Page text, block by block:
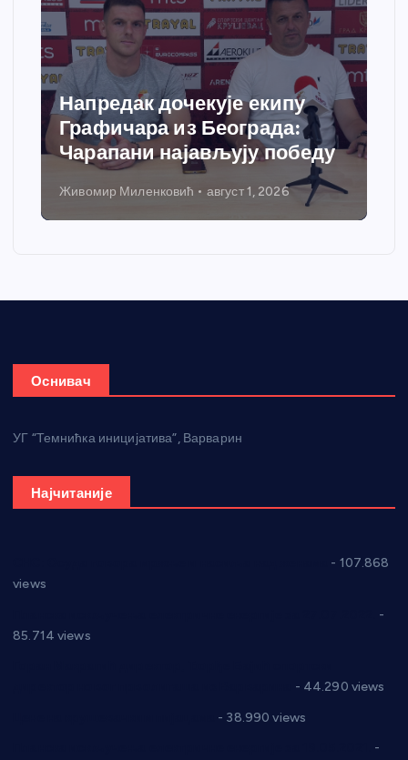
Напредак дочекује екипу
Графичара из Београда:
Чарапани најављују победу
Живомир Миленковић август 1, 2026
Оснивач
УГ “Темнићка иницијатива”, Варварин
Најчитаније
- 107.868
views
-
85.714 views
- 44.290 views
- 38.990 views
-